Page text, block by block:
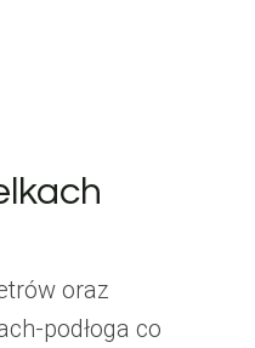
oraz
podłoga co